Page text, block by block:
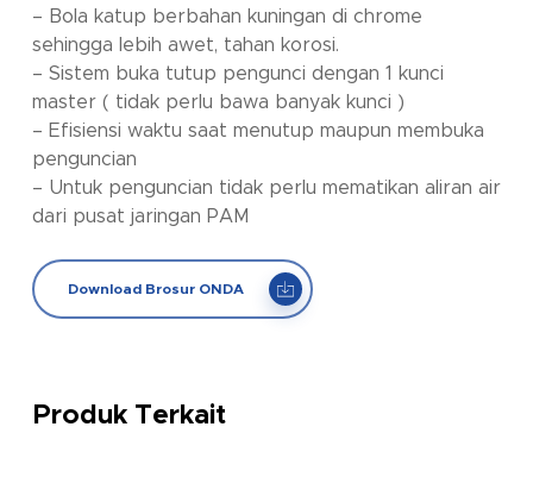
– Bola katup berbahan kuningan di chrome
sehingga lebih awet, tahan korosi.
– Sistem buka tutup pengunci dengan 1 kunci
master ( tidak perlu bawa banyak kunci )
– Efisiensi waktu saat menutup maupun membuka
penguncian
– Untuk penguncian tidak perlu mematikan aliran air
dari pusat jaringan PAM
Download Brosur ONDA
Produk Terkait